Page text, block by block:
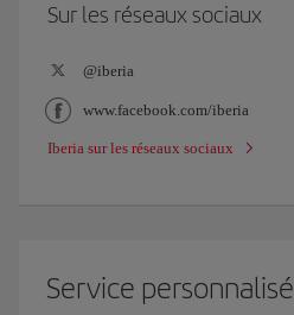
Sur les réseaux sociaux
@iberia
www.facebook.com/iberia
Iberia sur les réseaux sociaux
Service personnalisé